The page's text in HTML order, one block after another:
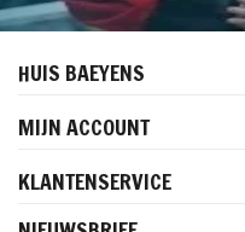
HUIS BAEYENS
MIJN ACCOUNT
KLANTENSERVICE